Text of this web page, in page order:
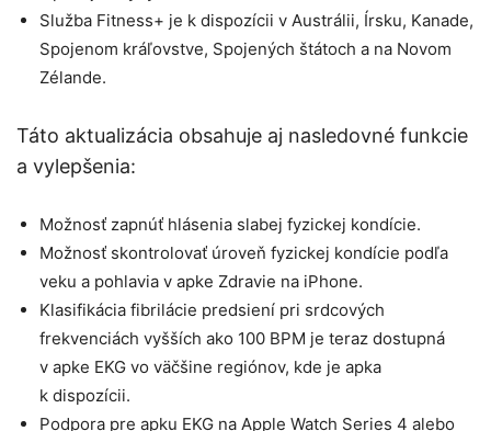
Služba Fitness+ je k dispozícii v Austrálii, Írsku, Kanade,
Spojenom kráľovstve, Spojených štátoch a na Novom
Zélande.
Táto aktualizácia obsahuje aj nasledovné funkcie
a vylepšenia:
Možnosť zapnúť hlásenia slabej fyzickej kondície.
Možnosť skontrolovať úroveň fyzickej kondície podľa
veku a pohlavia v apke Zdravie na iPhone.
Klasifikácia fibrilácie predsiení pri srdcových
frekvenciách vyšších ako 100 BPM je teraz dostupná
v apke EKG vo väčšine regiónov, kde je apka
k dispozícii.
Podpora pre apku EKG na Apple Watch Series 4 alebo